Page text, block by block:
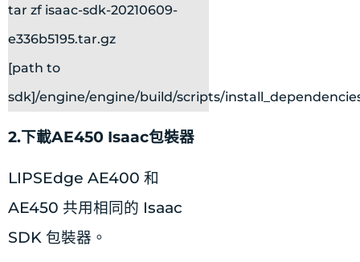
tar zf isaac-sdk-20210609-
e336b5195.tar.gz
[path to
sdk]/engine/engine/build/scripts/
2.下載AE450 Isaac包裝器
LIPSEdge AE400 和
AE450 共用相同的 Isaac
SDK 包裝器。